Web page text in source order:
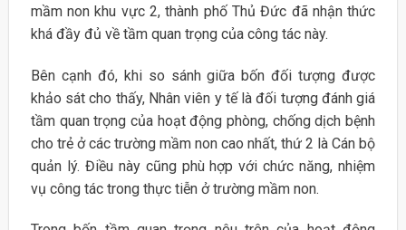
mầm non khu vực 2, thành phố Thủ Đức đã nhận thức
khá đầy đủ về tầm quan trọng của công tác này.
Bên cạnh đó, khi so sánh giữa bốn đối tượng được
khảo sát cho thấy, Nhân viên y tế là đối tượng đánh giá
tầm quan trọng của hoạt động phòng, chống dịch bệnh
cho trẻ ở các trường mầm non cao nhất, thứ 2 là Cán bộ
quản lý. Điều này cũng phù hợp với chức năng, nhiệm
vụ công tác trong thực tiễn ở trường mầm non.